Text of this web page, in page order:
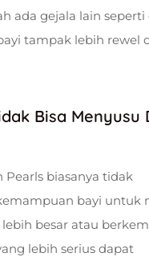
ada gejala lain seperti
tampak lebih rewel
Bisa Menyusu
Pearls biasanya tidak
bayi untuk
besar atau
lebih serius dapat